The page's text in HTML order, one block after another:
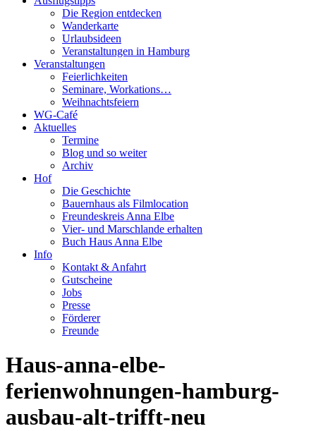
Die Region entdecken
Wanderkarte
Urlaubsideen
Veranstaltungen in Hamburg
Veranstaltungen
Feierlichkeiten
Seminare, Workations…
Weihnachtsfeiern
WG-Café
Aktuelles
Termine
Blog und so weiter
Archiv
Hof
Die Geschichte
Bauernhaus als Filmlocation
Freundeskreis Anna Elbe
Vier- und Marschlande erhalten
Buch Haus Anna Elbe
Info
Kontakt & Anfahrt
Gutscheine
Jobs
Presse
Förderer
Freunde
Haus-anna-elbe-
ferienwohnungen-hamburg-
ausbau-alt-trifft-neu